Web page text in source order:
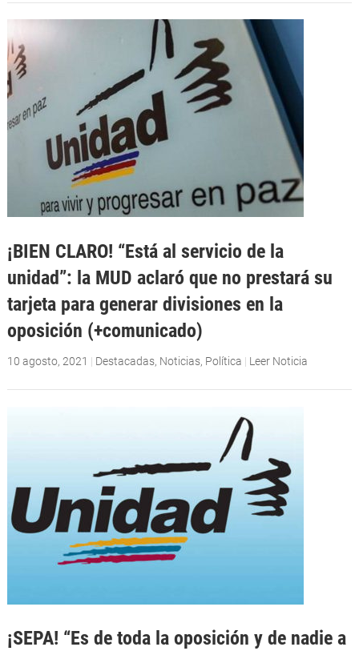
¡BIEN CLARO! “Está al servicio de la
unidad”: la MUD aclaró que no prestará su
tarjeta para generar divisiones en la
oposición (+comunicado)
10 agosto, 2021 | Destacadas, Noticias, Política | Leer Noticia
¡SEPA! “Es de toda la oposición y de nadie a